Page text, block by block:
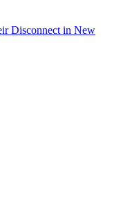
Disconnect in New